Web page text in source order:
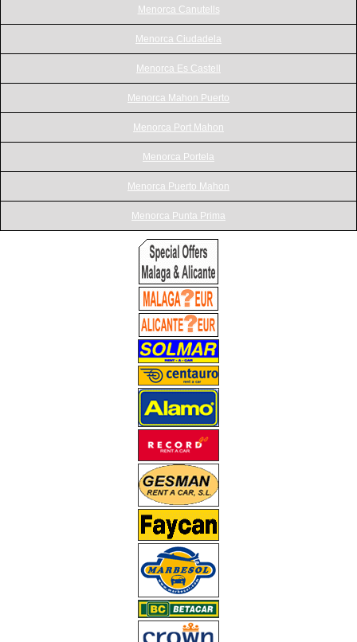
Menorca Canutells
Menorca Ciudadela
Menorca Es Castell
Menorca Mahon Puerto
Menorca Port Mahon
Menorca Portela
Menorca Puerto Mahon
Menorca Punta Prima